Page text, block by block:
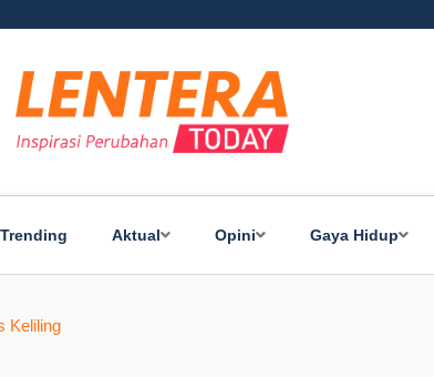
Trending Aktual Opini Gaya Hidup
Keliling